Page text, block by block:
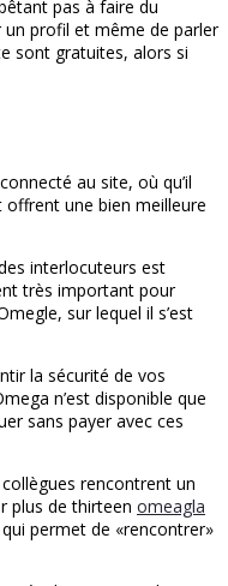
pas à faire du
un profil et même de parler
sont gratuites, alors si
au site, où qu’il
offrent une bien meilleure
interlocuteurs est
très important pour
sur lequel il s’est
la sécurité de vos
n’est disponible que
sans payer avec ces
rencontrent un
plus de thirteen omeagla
permet de «rencontrer»